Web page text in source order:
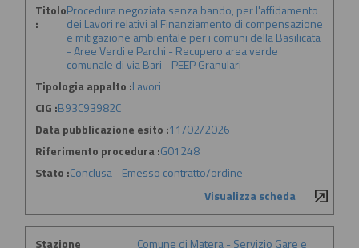
Titolo
:
Procedura negoziata senza bando, per l'affidamento
dei Lavori relativi al Finanziamento di compensazione
e mitigazione ambientale per i comuni della Basilicata
- Aree Verdi e Parchi - Recupero area verde
comunale di via Bari - PEEP Granulari
Tipologia appalto :Lavori
CIG :B93C93982C
Data pubblicazione esito :11/02/2026
Riferimento procedura :G01248
Stato :Conclusa - Emesso contratto/ordine
Visualizza scheda
Stazione
Comune di Matera - Servizio Gare e